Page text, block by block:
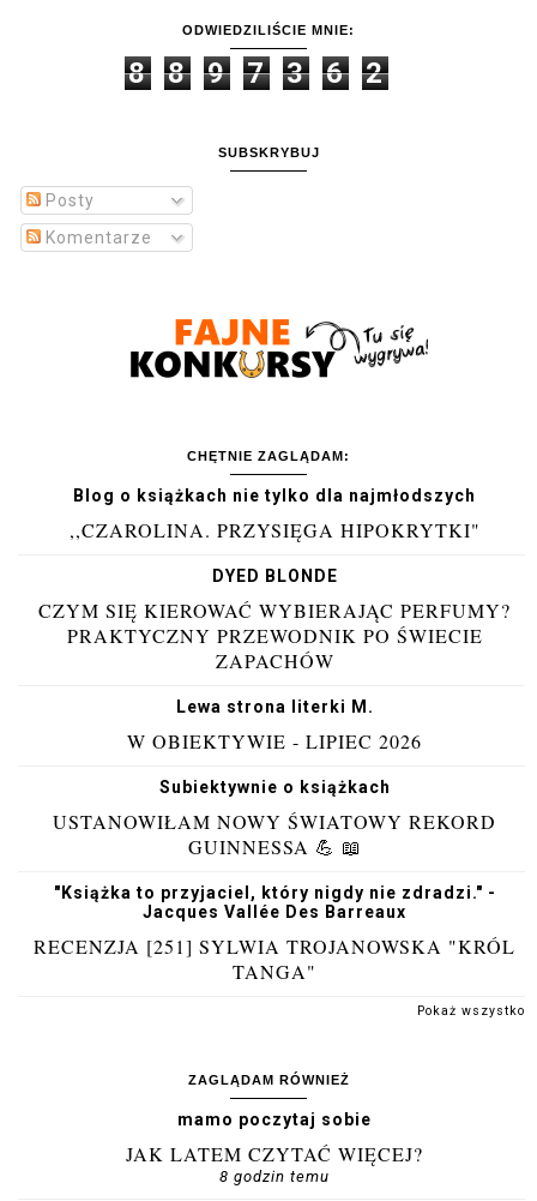
ODWIEDZILIŚCIE MNIE:
8 8 9 7 3 6 2
SUBSKRYBUJ
Posty
Komentarze
CHĘTNIE ZAGLĄDAM:
Blog o książkach nie tylko dla najmłodszych
,,CZAROLINA. PRZYSIĘGA HIPOKRYTKI"
DYED BLONDE
CZYM SIĘ KIEROWAĆ WYBIERAJĄC PERFUMY?
PRAKTYCZNY PRZEWODNIK PO ŚWIECIE
ZAPACHÓW
Lewa strona literki M.
W OBIEKTYWIE - LIPIEC 2026
Subiektywnie o książkach
USTANOWIŁAM NOWY ŚWIATOWY REKORD
GUINNESSA 💪 📖
"Książka to przyjaciel, który nigdy nie zdradzi." -
Jacques Vallée Des Barreaux
RECENZJA [251] SYLWIA TROJANOWSKA "KRÓL
TANGA"
Pokaż wszystko
ZAGLĄDAM RÓWNIEŻ
mamo poczytaj sobie
JAK LATEM CZYTAĆ WIĘCEJ?
8 godzin temu